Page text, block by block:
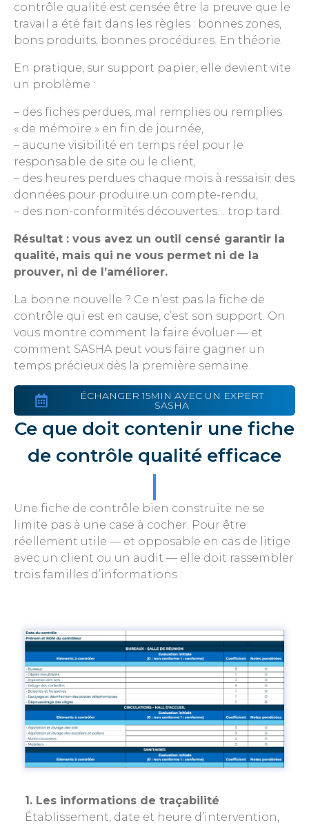
contrôle qualité est censée être la preuve que le
travail a été fait dans les règles : bonnes zones,
bons produits, bonnes procédures. En théorie.
En pratique, sur support papier, elle devient vite
un problème :
– des fiches perdues, mal remplies ou remplies
« de mémoire » en fin de journée,
– aucune visibilité en temps réel pour le
responsable de site ou le client,
– des heures perdues chaque mois à ressaisir des
données pour produire un compte-rendu,
– des non-conformités découvertes… trop tard.
Résultat : vous avez un outil censé garantir la
qualité, mais qui ne vous permet ni de la
prouver, ni de l’améliorer.
La bonne nouvelle ? Ce n’est pas la fiche de
contrôle qui est en cause, c’est son support. On
vous montre comment la faire évoluer — et
comment SASHA peut vous faire gagner un
temps précieux dès la première semaine.
ÉCHANGER 15MIN AVEC UN EXPERT
SASHA
Ce que doit contenir une fiche
de contrôle qualité efficace
Une fiche de contrôle bien construite ne se
limite pas à une case à cocher. Pour être
réellement utile — et opposable en cas de litige
avec un client ou un audit — elle doit rassembler
trois familles d’informations :
1. Les informations de traçabilité
Établissement, date et heure d’intervention,